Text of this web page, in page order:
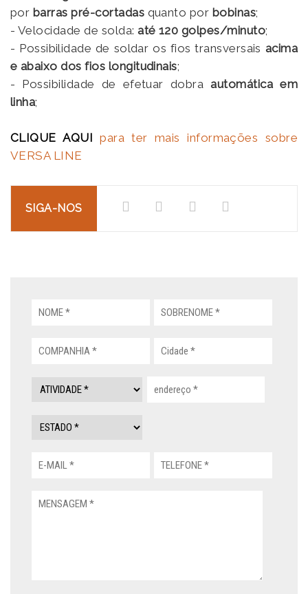
por barras pré-cortadas quanto por bobinas;
- Velocidade de solda:até 120 golpes/minuto;
- Possibilidade de soldar os fios transversais acima
e abaixo dos fios longitudinais;
- Possibilidade de efetuar dobraautomática em
linha;
CLIQUE AQUI para ter mais informações sobre
VERSA LINE
SIGA-NOS